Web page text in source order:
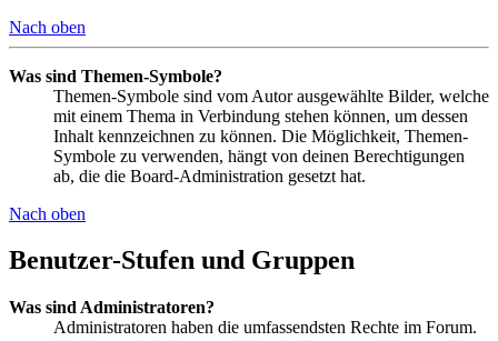
Nach oben
Was sind Themen-Symbole?
Themen-Symbole sind vom Autor ausgewählte Bilder, welche
mit einem Thema in Verbindung stehen können, um dessen
Inhalt kennzeichnen zu können. Die Möglichkeit, Themen-
Symbole zu verwenden, hängt von deinen Berechtigungen
ab, die die Board-Administration gesetzt hat.
Nach oben
Benutzer-Stufen und Gruppen
Was sind Administratoren?
Administratoren haben die umfassendsten Rechte im Forum.